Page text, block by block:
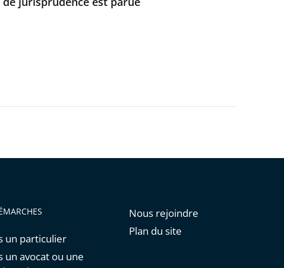
un particulier
un avocat ou une
Nous rejoindre
Plan du site